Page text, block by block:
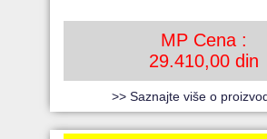
MP Cena :
29.410,00 din
>> Saznajte više o